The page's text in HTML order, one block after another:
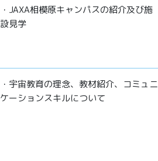
・JAXA相模原キャンパスの紹介及び施
設見学
・宇宙教育の理念、教材紹介、コミュニ
ケーションスキルについて